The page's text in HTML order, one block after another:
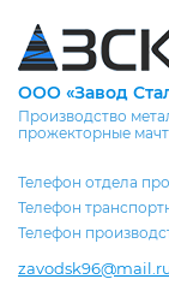
ООО «Завод
Производство
прожекторные
Телефон отдела
Телефон
Телефон